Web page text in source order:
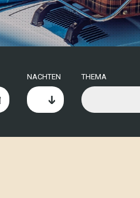
NACHTEN THEMA